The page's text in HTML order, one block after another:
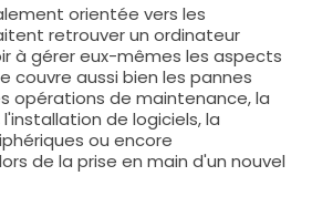
orientée vers les
retrouver un ordinateur
à gérer eux-mêmes les aspects
couvre aussi bien les pannes
opérations de maintenance, la
de logiciels, la
ou encore
de la prise en main d'un nouvel